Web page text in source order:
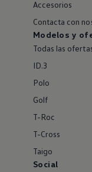
Accesorios
Contacta con
Modelos y
Todas las
ID.3
Polo
Golf
T-Roc
T-Cross
Taigo
Social